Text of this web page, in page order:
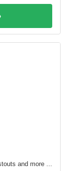
and more ...